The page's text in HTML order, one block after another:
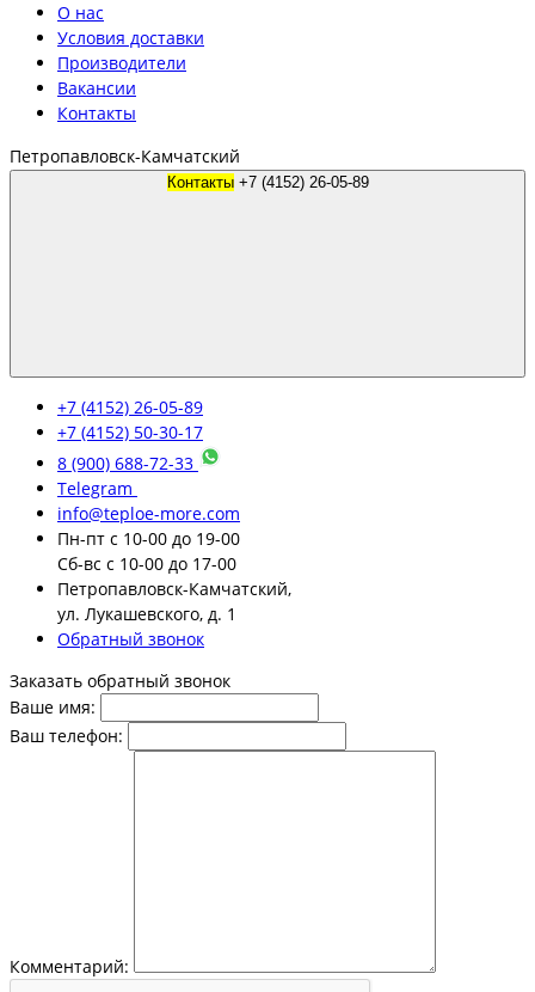
О нас
Условия доставки
Производители
Вакансии
Контакты
Петропавловск-Камчатский
Контакты +7 (4152) 26-05-89
+7 (4152) 26-05-89
+7 (4152) 50-30-17
8 (900) 688-72-33
Telegram
info@teploe-more.com
Пн-пт с 10-00 до 19-00
Сб-вс с 10-00 до 17-00
Петропавловск-Камчатский,
ул. Лукашевского, д. 1
Обратный звонок
Заказать обратный звонок
Ваше имя:
Ваш телефон:
Комментарий: